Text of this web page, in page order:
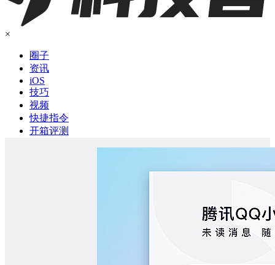
×
圈子
资讯
iOS
技巧
视频
快捷指令
开箱评测